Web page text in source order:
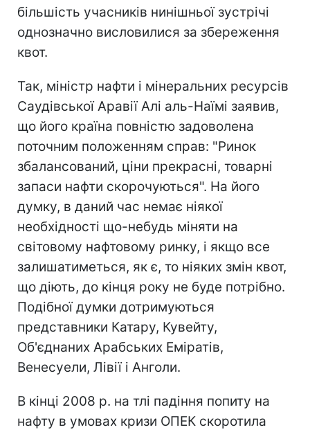
більшість учасників нинішньої зустрічі
однозначно висловилися за збереження
квот.
Так, міністр нафти і мінеральних ресурсів
Саудівської Аравії Алі аль-Наїмі заявив,
що його країна повністю задоволена
поточним положенням справ: "Ринок
збалансований, ціни прекрасні, товарні
запаси нафти скорочуються". На його
думку, в даний час немає ніякої
необхідності що-небудь міняти на
світовому нафтовому ринку, і якщо все
залишатиметься, як є, то ніяких змін квот,
що діють, до кінця року не буде потрібно.
Подібної думки дотримуються
представники Катару, Кувейту,
Об'єднаних Арабських Еміратів,
Венесуели, Лівії і Анголи.
В кінці 2008 р. на тлі падіння попиту на
нафту в умовах кризи ОПЕК скоротила